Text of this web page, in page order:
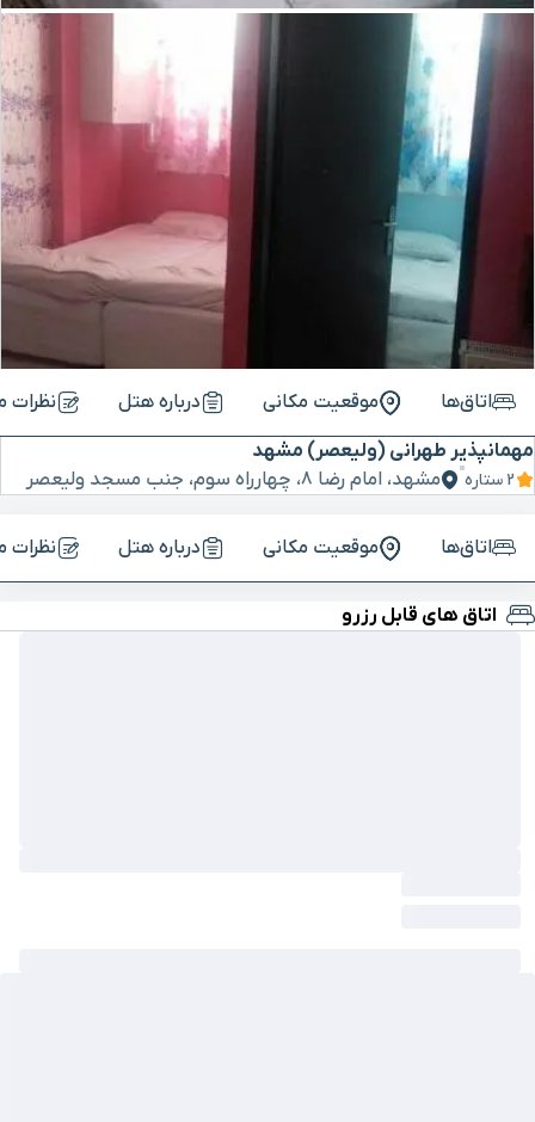
اتاق‌ها موقعیت مکانی درباره هتل نظرات
مهمانپذیر طهرانی (ولیعصر) مشهد
2 ستاره مشهد، امام رضا ۸، چهارراه سوم، جنب مسجد ولیعصر
اتاق‌ها موقعیت مکانی درباره هتل نظرات
اتاق های قابل رزرو